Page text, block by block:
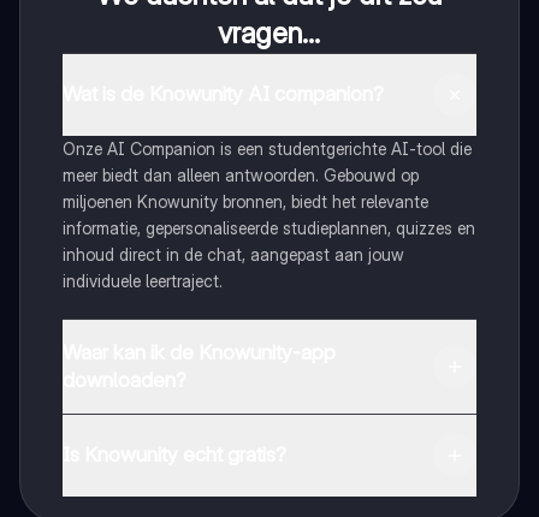
vragen...
Onze AI Companion is een studentgerichte AI-tool die
meer biedt dan alleen antwoorden. Gebouwd op
miljoenen Knowunity bronnen, biedt het relevante
informatie, gepersonaliseerde studieplannen, quizzes en
inhoud direct in de chat, aangepast aan jouw
individuele leertraject.